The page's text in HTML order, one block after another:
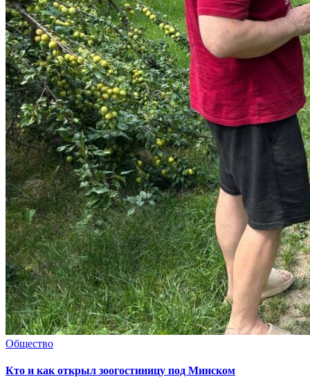
Общество
Кто и как открыл зоогостиницу под Минском